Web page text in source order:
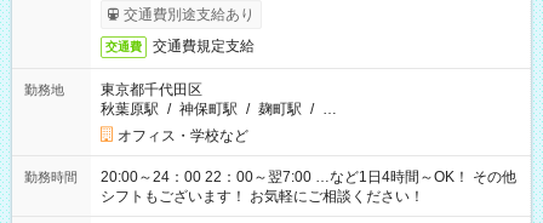
交通費別途支給あり
交通費 交通費規定支給
勤務地
東京都千代田区
秋葉原駅 / 神保町駅 / 麹町駅 / …
オフィス・学校など
勤務時間
20:00～24：00 22：00～翌7:00 …など1日4時間～OK！ その他
シフトもございます！ お気軽にご相談ください！